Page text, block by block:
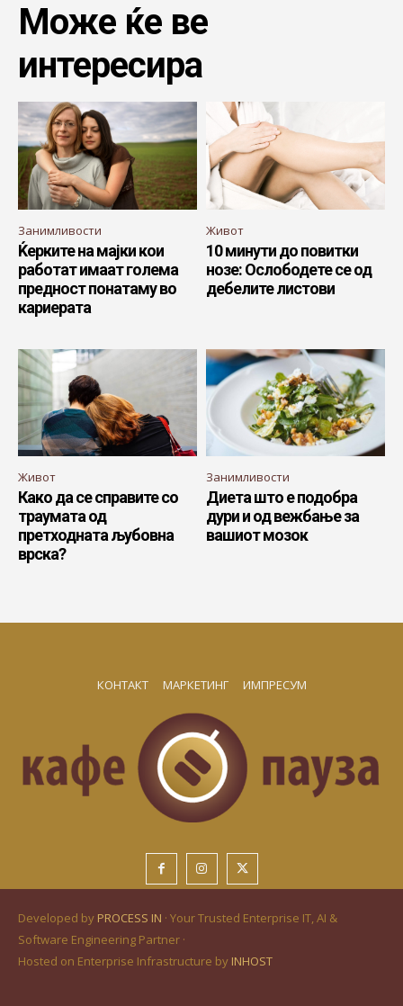
Може ќе ве
интересира
Занимливости
Ќерките на мајки кои
работат имаат голема
предност понатаму во
кариерата
Живот
10 минути до повитки
нозе: Ослободете се од
дебелите листови
Живот
Како да се справите со
траумата од
претходната љубовна
врска?
Занимливости
Диета што е подобра
дури и од вежбање за
вашиот мозок
КОНТАКТ МАРКЕТИНГ ИМПРЕСУМ
Developed by PROCESS IN · Your Trusted Enterprise IT, AI &
Software Engineering Partner ·
Hosted on Enterprise Infrastructure by INHOST